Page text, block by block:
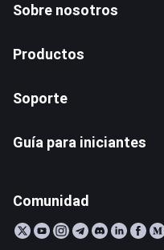
Sobre nosotros
Productos
Soporte
Guía para iniciantes
Comunidad